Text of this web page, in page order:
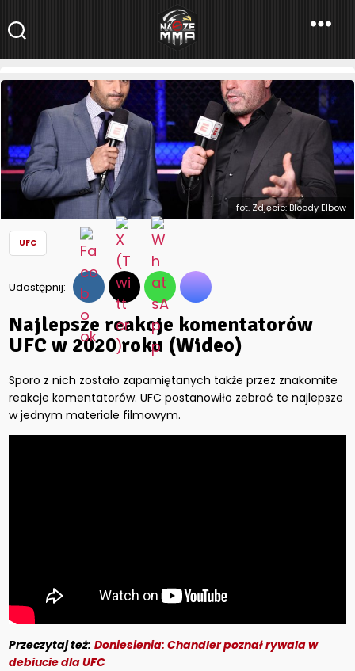
NaszeMMA
NaszeMMA.pl»Aktualności»Świat»UFC»Najlepsze reakcje
komentatorów UFC w 2020 roku (Wideo)
fot. Zdjęcie: Bloody Elbow
UFC
Udostępnij:
Najlepsze reakcje komentatorów
UFC w 2020 roku (Wideo)
Sporo z nich zostało zapamiętanych także przez znakomite
reakcje komentatorów. UFC postanowiło zebrać te najlepsze
w jednym materiale filmowym.
Przeczytaj też: Doniesienia: Chandler poznał rywala w
debiucie dla UFC